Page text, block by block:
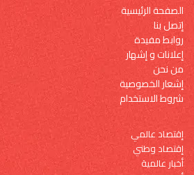
الصفحة الرئيسية
إتصل بنا
روابط مفيدة
إعلانات و إشهار
من نحن
إشعار الخصوصية
شروط الاستخدام
إقتصاد عالمي
إقتصاد وطني
أخبار عالمية